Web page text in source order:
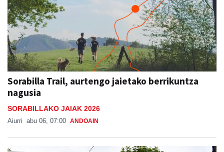
Sorabilla Trail, aurtengo jaietako berrikuntza
nagusia
SORABILLAKO JAIAK 2026
Aiurri abu 06, 07:00 ANDOAIN